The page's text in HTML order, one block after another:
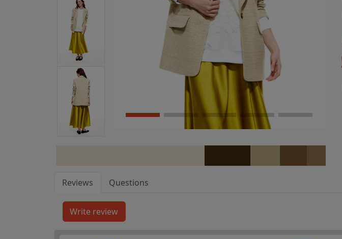
Reviews Questions